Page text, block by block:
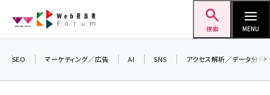
ン
検索 MENU
SEO マーケティング／広告 AI SNS アクセス解析／データ分析